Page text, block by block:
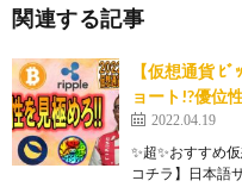
関連する記事
【仮想通貨 ﾋ
ョート!?優位
2022.04.19
✨超✨おすすめ
コチラ】日本語